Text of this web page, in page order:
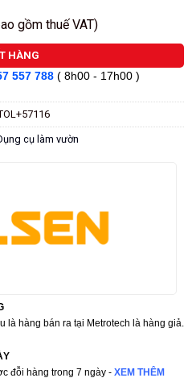
gồm thuế VAT)
HÀNG
557 788 ( 8h00 - 17h00 )
cụ làm vườn
là hàng bán ra tại Metrotech là hàng giả.
đỗi hàng trong 7 ngày - XEM THÊM